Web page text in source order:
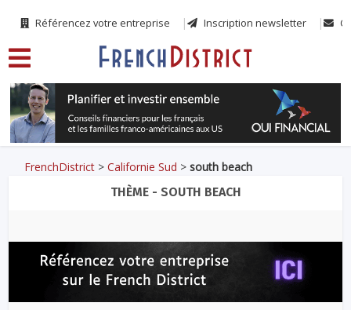
Référencez votre entreprise Inscription newsletter
FrenchDistrict >Californie Sud >south beach
THÈME - SOUTH BEACH